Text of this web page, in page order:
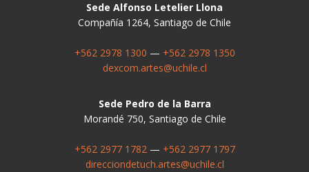
Sede Alfonso Letelier Llona
Compañía 1264, Santiago de Chile
+562 2978 1300 — +562 2978 1350
dexcom.artes@uchile.cl
Sede Pedro de la Barra
Morandé 750, Santiago de Chile
+562 2977 1782— +562 2977 1797
direcciondetuch.artes@uchile.cl